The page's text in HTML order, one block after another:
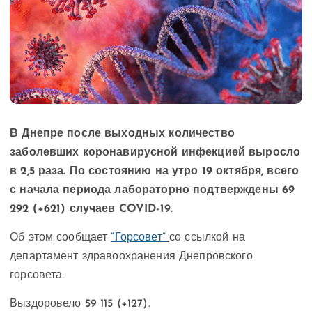
В Днепре после выходных количество
заболевших коронавирусной инфекцией выросло
в 2,5 раза. По состоянию на утро 19 октября, всего
с начала периода лабораторно подтверждены 69
292 (+621) случаев COVID-19.
Об этом сообщает“Горсовет”со ссылкой на
департамент здравоохранения Днепровского
горсовета.
Выздоровело 59 115 (+127).